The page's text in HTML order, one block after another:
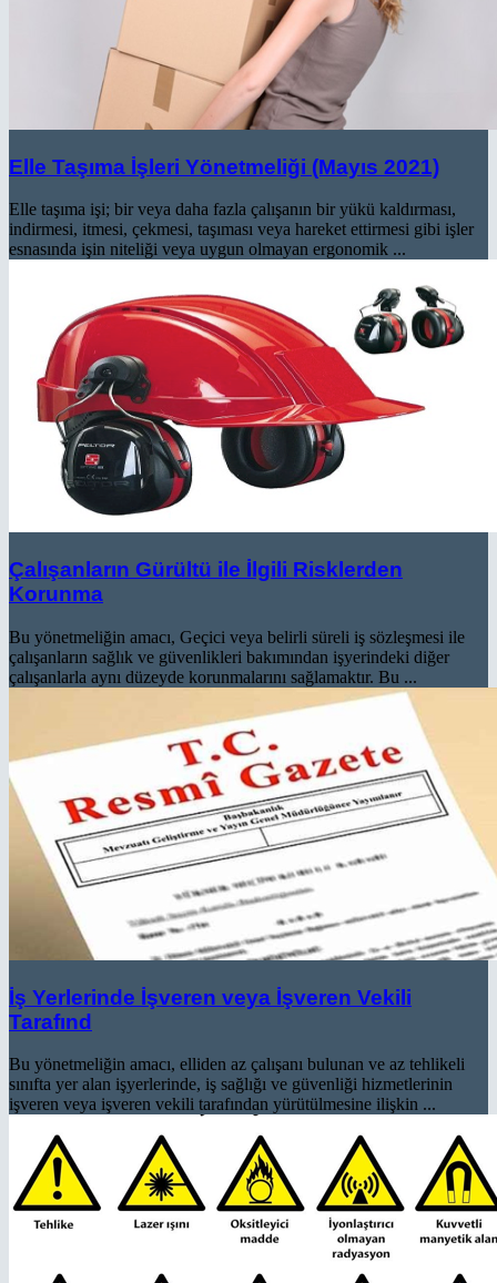
Elle Taşıma İşleri Yönetmeliği (Mayıs 2021)
Elle taşıma işi; bir veya daha fazla çalışanın bir yükü kaldırması,
indirmesi, itmesi, çekmesi, taşıması veya hareket ettirmesi gibi işler
esnasında işin niteliği veya uygun olmayan ergonomik ...
Çalışanların Gürültü ile İlgili Risklerden
Korunma
Bu yönetmeliğin amacı, Geçici veya belirli süreli iş sözleşmesi ile
çalışanların sağlık ve güvenlikleri bakımından işyerindeki diğer
çalışanlarla aynı düzeyde korunmalarını sağlamaktır. Bu ...
İş Yerlerinde İşveren veya İşveren Vekili
Tarafınd
Bu yönetmeliğin amacı, elliden az çalışanı bulunan ve az tehlikeli
sınıfta yer alan işyerlerinde, iş sağlığı ve güvenliği hizmetlerinin
işveren veya işveren vekili tarafından yürütülmesine ilişkin ...